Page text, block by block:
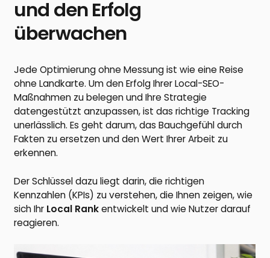
und den Erfolg
überwachen
Jede Optimierung ohne Messung ist wie eine Reise
ohne Landkarte. Um den Erfolg Ihrer Local-SEO-
Maßnahmen zu belegen und Ihre Strategie
datengestützt anzupassen, ist das richtige Tracking
unerlässlich. Es geht darum, das Bauchgefühl durch
Fakten zu ersetzen und den Wert Ihrer Arbeit zu
erkennen.
Der Schlüssel dazu liegt darin, die richtigen
Kennzahlen (KPIs) zu verstehen, die Ihnen zeigen, wie
sich Ihr Local Rankentwickelt und wie Nutzer darauf
reagieren.